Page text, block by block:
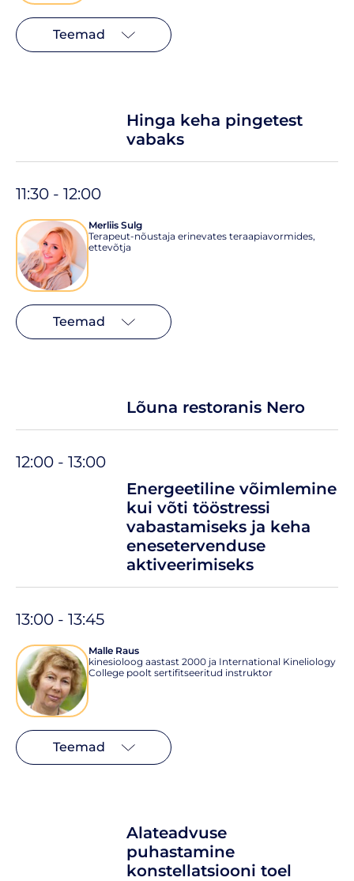
Teemad
Hinga keha pingetest
vabaks
11:30 - 12:00
Merliis Sulg
Terapeut-nõustaja erinevates teraapiavormides,
ettevõtja
Teemad
Lõuna restoranis Nero
12:00 - 13:00
Energeetiline võimlemine
kui võti tööstressi
vabastamiseks ja keha
enesetervenduse
aktiveerimiseks
13:00 - 13:45
Malle Raus
kinesioloog aastast 2000 ja International Kineliology
College poolt sertifitseeritud instruktor
Teemad
Alateadvuse
puhastamine
konstellatsiooni toel